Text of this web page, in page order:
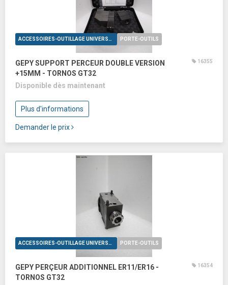
ACCESSOIRES-OUTILLAGE UNIVERSELS PORTE-OUTILS
GEPY SUPPORT PERCEUR DOUBLE VERSION
+15MM - TORNOS GT32
16355
Disponible dès maintenant
Plus d'informations
Demander le prix
ACCESSOIRES-OUTILLAGE UNIVERSELS PORTE-OUTILS
GEPY PERÇEUR ADDITIONNEL ER11/ER16 -
TORNOS GT32
16354